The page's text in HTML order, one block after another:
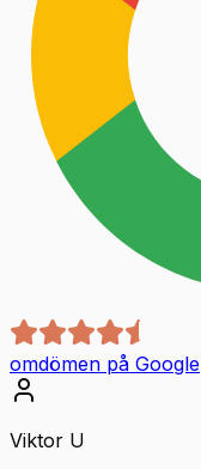
omdömen på Google
Viktor U